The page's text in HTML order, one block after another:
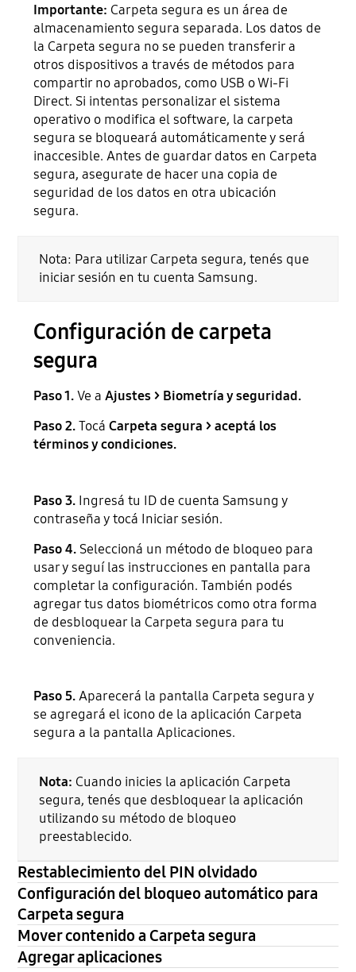
Importante: Carpeta segura es un área de
almacenamiento segura separada. Los datos de
la Carpeta segura no se pueden transferir a
otros dispositivos a través de métodos para
compartir no aprobados, como USB o Wi-Fi
Direct. Si intentas personalizar el sistema
operativo o modifica el software, la carpeta
segura se bloqueará automáticamente y será
inaccesible. Antes de guardar datos en Carpeta
segura, asegurate de hacer una copia de
seguridad de los datos en otra ubicación
segura.
Nota: Para utilizar Carpeta segura, tenés que
iniciar sesión en tu cuenta Samsung.
Configuración de carpeta
segura
Paso 1.Ve aAjustes > Biometría y seguridad.
Paso 2.TocáCarpeta segura > aceptá los
términos y condiciones.
Paso 3. Ingresá tu ID de cuenta Samsung y
contraseña y tocá Iniciar sesión.
Paso 4. Seleccioná un método de bloqueo para
usar y seguí las instrucciones en pantalla para
completar la configuración. También podés
agregar tus datos biométricos como otra forma
de desbloquear la Carpeta segura para tu
conveniencia.
Paso 5.Aparecerá la pantalla Carpeta segura y
se agregará el icono de la aplicación Carpeta
segura a la pantalla Aplicaciones.
Nota: Cuando inicies la aplicación Carpeta
segura, tenés que desbloquear la aplicación
utilizando su método de bloqueo
preestablecido.
Restablecimiento del PIN olvidado
Configuración del bloqueo automático para
Carpeta segura
Mover contenido a Carpeta segura
Agregar aplicaciones